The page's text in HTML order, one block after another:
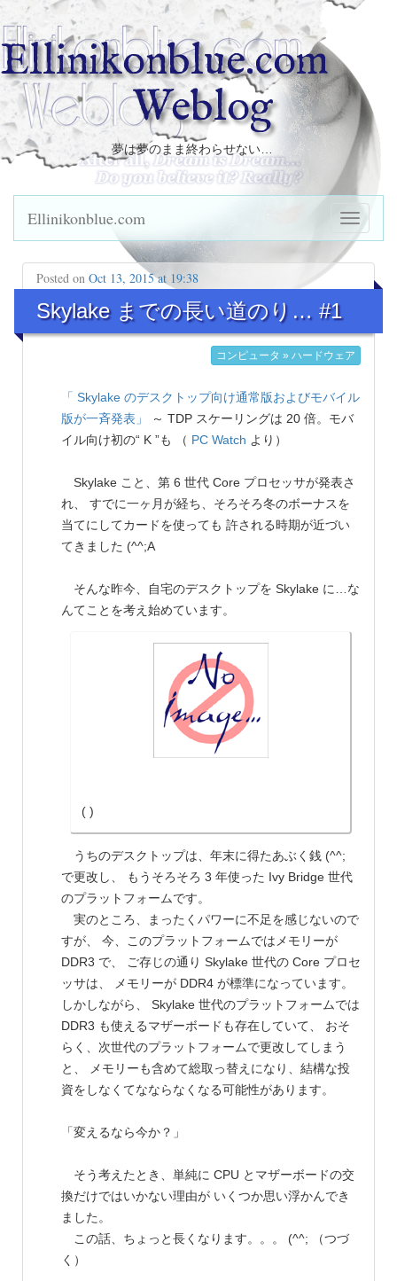
Ellinikonblue.com
Weblog
夢は夢のまま終わらせない…
Ellinikonblue.com
Posted on Oct 13, 2015 at 19:38
Skylake までの長い道のり… #1
コンピュータ » ハードウェア
「 Skylake のデスクトップ向け通常版およびモバイル
版が一斉発表」
～ TDP スケーリングは 20 倍。モバ
イル向け初の“ K ”も （ PC Watch より）
Skylake こと、第 6 世代 Core プロセッサが発表さ
れ、 すでに一ヶ月が経ち、そろそろ冬のボーナスを
当てにしてカードを使っても 許される時期が近づい
てきました (^^;A
そんな昨今、自宅のデスクトップを Skylake に…な
んてことを考え始めています。
( )
うちのデスクトップは、年末に得たあぶく銭 (^^;
で更改し、 もうそろそろ 3 年使った Ivy Bridge 世代
のプラットフォームです。
実のところ、まったくパワーに不足を感じないので
すが、 今、このプラットフォームではメモリーが
DDR3 で、 ご存じの通り Skylake 世代の Core プロセ
ッサは、 メモリーが DDR4 が標準になっています。
しかしながら、 Skylake 世代のプラットフォームでは
DDR3 も使えるマザーボードも存在していて、 おそ
らく、次世代のプラットフォームで更改してしまう
と、 メモリーも含めて総取っ替えになり、結構な投
資をしなくてなならなくなる可能性があります。
「変えるなら今か？」
そう考えたとき、単純に CPU とマザーボードの交
換だけではいかない理由が いくつか思い浮かんでき
ました。
この話、ちょっと長くなります。。。 (^^; （つづ
く）